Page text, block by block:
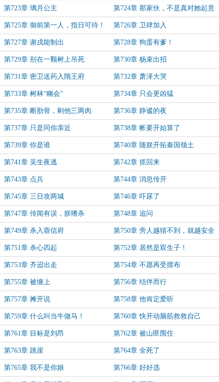
第723章 璃月公主 第724章 那家伙，不是真对她起意
了吧？
第725章 御前第一人，指日可待！ 第726章 卫肆加入
第727章 谢戌能制出 第728章 狗蛋有爹！
第729章 别在一颗树上吊死 第730章 杨束出招
第731章 密卫送药入隋王府 第732章 萧泽大哭
第733章 树林“幽会” 第734章 只会更凶猛
第735章 断肋骨，剜他三两肉 第736章 静谧的夜
第737章 只是同你亲近 第738章 帐要开始算了
第739章 你是谁 第740章 随朕开拓秦国领土
第741章 吴生夜逃 第742章 抓回来
第743章 点兵 第744章 消息传开
第745章 三日攻两城 第746章 吓尿了
第747章 传闻有误，朕嗜杀 第748章 追问
第749章 杀入蓉信府 第750章 旁人越猜不到，就越安全
第751章 杀心四起 第752章 居然是双生子！
第753章 齐迢出走 第754章 不愿再受摆布
第755章 被缠上 第756章 结伴而行
第757章 摊开说 第758章 他肯定爱听
第759章 什么叫当牛做马！ 第760章 快开动脑筋救救自己
第761章 目标是刘昂 第762章 被山匪围住
第763章 跳崖 第764章 全死了
第765章 我不是你娘 第766章 好好选